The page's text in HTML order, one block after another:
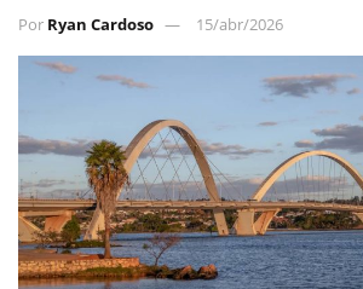
Por Ryan Cardoso 15/abr/2026